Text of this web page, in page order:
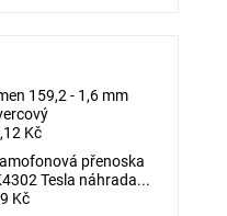
159,2 - 1,6 mm
Kč
přenoska
Tesla náhrada...
Kč